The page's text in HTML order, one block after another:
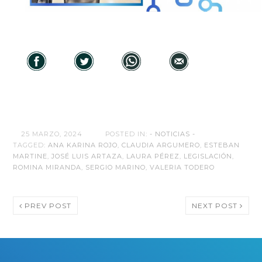
25 MARZO, 2024 POSTED IN: - NOTICIAS -
TAGGED:ANA KARINA ROJO,CLAUDIA ARGUMERO, ESTEBAN
MARTINE,JOSÉ LUIS ARTAZA, LAURA PÉREZ , LEGISLACIÓN ,
ROMINA MIRANDA, SERGIO MARINO,VALERIA TODERO
PREV POST NEXT POST